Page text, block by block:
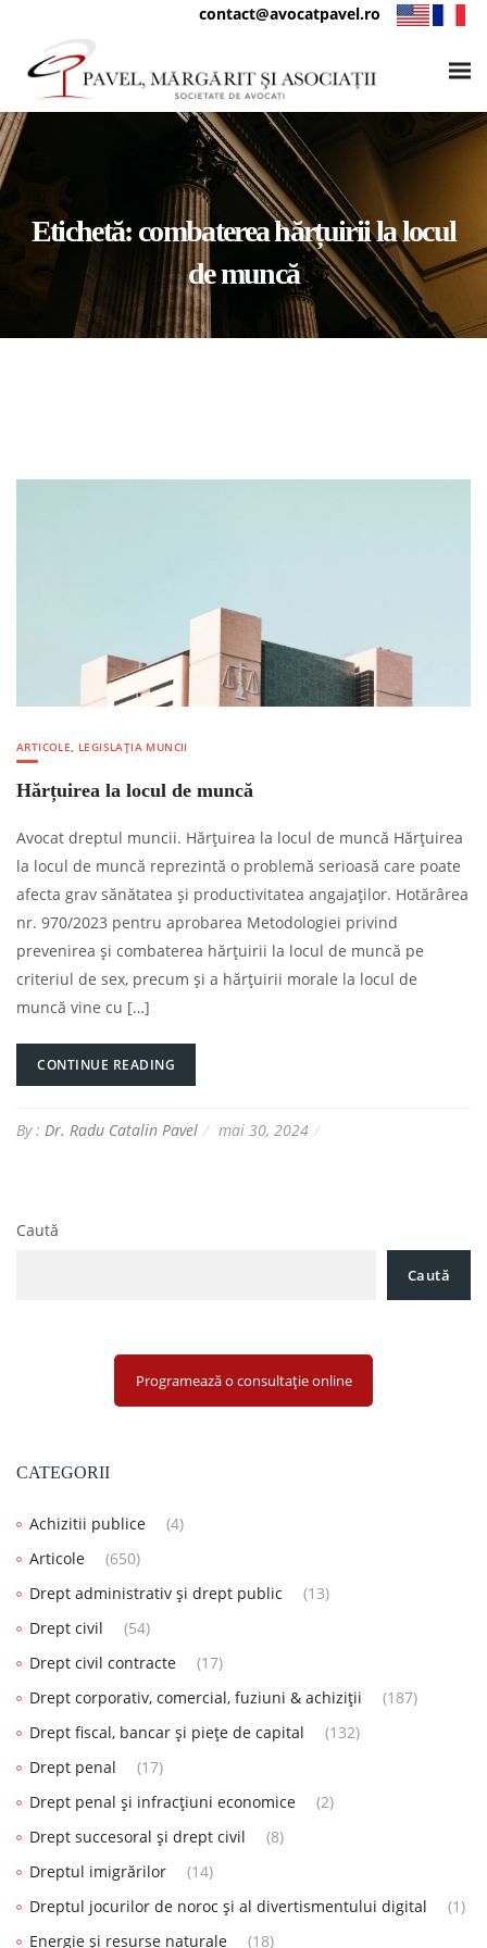
contact@avocatpavel.ro
Etichetă: combaterea hărțuirii la locul
de muncă
ARTICOLE, LEGISLAȚIA MUNCII
Hărțuirea la locul de muncă
Avocat dreptul muncii. Hărțuirea la locul de muncă Hărțuirea
la locul de muncă reprezintă o problemă serioasă care poate
afecta grav sănătatea și productivitatea angajaților. Hotărârea
nr. 970/2023 pentru aprobarea Metodologiei privind
prevenirea şi combaterea hărţuirii la locul de muncă pe
criteriul de sex, precum şi a hărţuirii morale la locul de
muncă vine cu […]
CONTINUE READING
By : Dr. Radu Catalin Pavel mai 30, 2024
Caută
Caută
Programează o consultație online
CATEGORII
Achizitii publice
(4)
Articole
(650)
Drept administrativ și drept public
(13)
Drept civil
(54)
Drept civil contracte
(17)
Drept corporativ, comercial, fuziuni & achiziții
(187)
Drept fiscal, bancar și piețe de capital
(132)
Drept penal
(17)
Drept penal și infracțiuni economice
(2)
Drept succesoral și drept civil
(8)
Dreptul imigrărilor
(14)
Dreptul jocurilor de noroc și al divertismentului digital
(1)
Energie și resurse naturale
(18)